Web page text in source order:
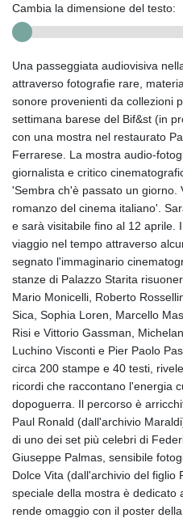
Cambia la dimensione del testo:
Una passeggiata audiovisiva
attraverso fotografie rare,
sonore provenienti da collezioni
settimana barese del Bif&st (in
con una mostra nel restaurato
Ferrarese. La mostra audio-
giornalista e critico
'Sembra ch'è passato un giorno.
romanzo del cinema italiano'.
e sarà visitabile fino al 12 aprile.
viaggio nel tempo attraverso
segnato l'immaginario
stanze di Palazzo Starita
Mario Monicelli, Roberto
Sica, Sophia Loren, Marcello
Risi e Vittorio Gassman,
Luchino Visconti e Pier Paolo
circa 200 stampe e 40 testi,
ricordi che raccontano l'energia
dopoguerra. Il percorso è
Paul Ronald (dall'archivio
di uno dei set più celebri di
Giuseppe Palmas, sensibile
Dolce Vita (dall'archivio del figlio
speciale della mostra è dedicato
rende omaggio con il poster